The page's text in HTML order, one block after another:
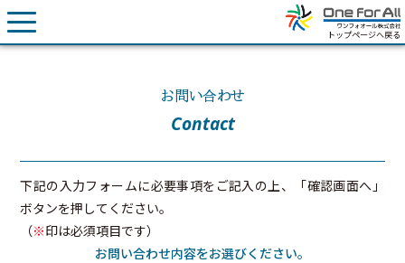
トップページへ戻る
お問い合わせ
Contact
下記の入力フォームに必要事項をご記入の上、「確認画面へ」
ボタンを押してください。
（
印は必須項目です）
お問い合わせ内容をお選びください。